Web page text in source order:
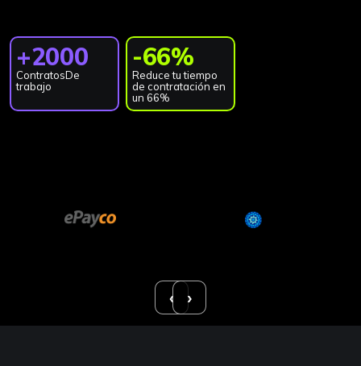
+2000
ContratosDe
trabajo
-66%
Reduce tu tiempo
de contratación en
un 66%